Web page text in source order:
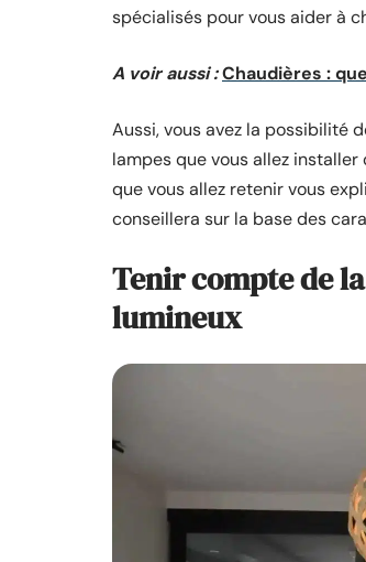
spécialisés pour vous aider à
A voir aussi :Chaudières :
Aussi, vous avez la possibilité
lampes que vous allez
que vous allez retenir vous
conseillera sur la base des
Tenir compte de
lumineux